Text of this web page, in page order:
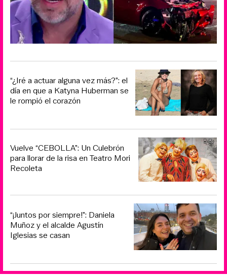
“¿Iré a actuar alguna vez más?”: el
día en que a Katyna Huberman se
le rompió el corazón
Vuelve “CEBOLLA”: Un Culebrón
para llorar de la risa en Teatro Mori
Recoleta
“¡Juntos por siempre!”: Daniela
Muñoz y el alcalde Agustín
Iglesias se casan